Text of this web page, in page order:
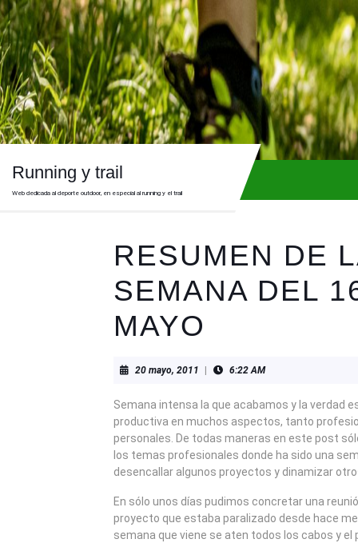
Skip
to
content
Running y trail
Web dedicada al deporte outdoor, en especial al running y el trail
RESUMEN DE
SEMANA DEL
MAYO
20 mayo, 2011 20
2011
6:22 AM
Semana intensa la que acabamos y la verdad
productiva en muchos aspectos, tanto
personales. De todas maneras en este post
los temas profesionales donde ha sido una
desencallar algunos proyectos y dinamizar
En sólo unos días pudimos concretar una
proyecto que estaba paralizado desde hace
semana que viene se aten todos los cabos y el